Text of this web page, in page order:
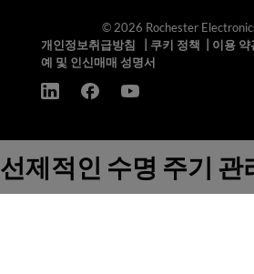
© 2026 Rochester
개인정보취급방침
쿠키 정책 이용 약
예 및 인신매매 성명서
선제적인 수명 주기 관